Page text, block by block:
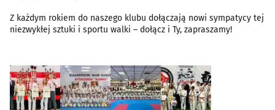
Z każdym rokiem do naszego klubu dołączają nowi sympatycy tej
niezwykłej sztuki i sportu walki – dołącz i Ty, zapraszamy!